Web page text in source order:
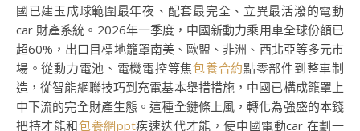
國已建玉成球範圍最年夜、配套最完全、立異最活潑的電動
car 財產系統。2026年一季度，中國新動力乘用車全球份額已
超60%，出口目標地籠罩南美、歐盟、非洲、西北亞等多元市
場。從動力電池、電機電控等焦包養合約點零部件到整車制
造，從智能網聯技巧到充電基本舉措措施，中國已構成籠罩上
中下流的完全財產生態。這種全鏈條上風，轉化為強盛的本錢
把持才能和包養網ppt疾速迭代才能，使中國電動car 在劃一